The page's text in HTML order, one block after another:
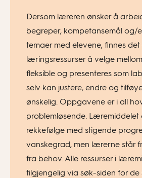
Dersom læreren ønsker å
begreper, kompetansemål og/
temaer med elevene, finnes
læringsressurser å velge
fleksible og presenteres som
selv kan justere, endre og
ønskelig. Oppgavene er i all
problemløsende. Læremiddelet
rekkefølge med stigende
vanskegrad, men lærerne står
fra behov. Alle ressurser i
tilgjengelig via søk-siden for de